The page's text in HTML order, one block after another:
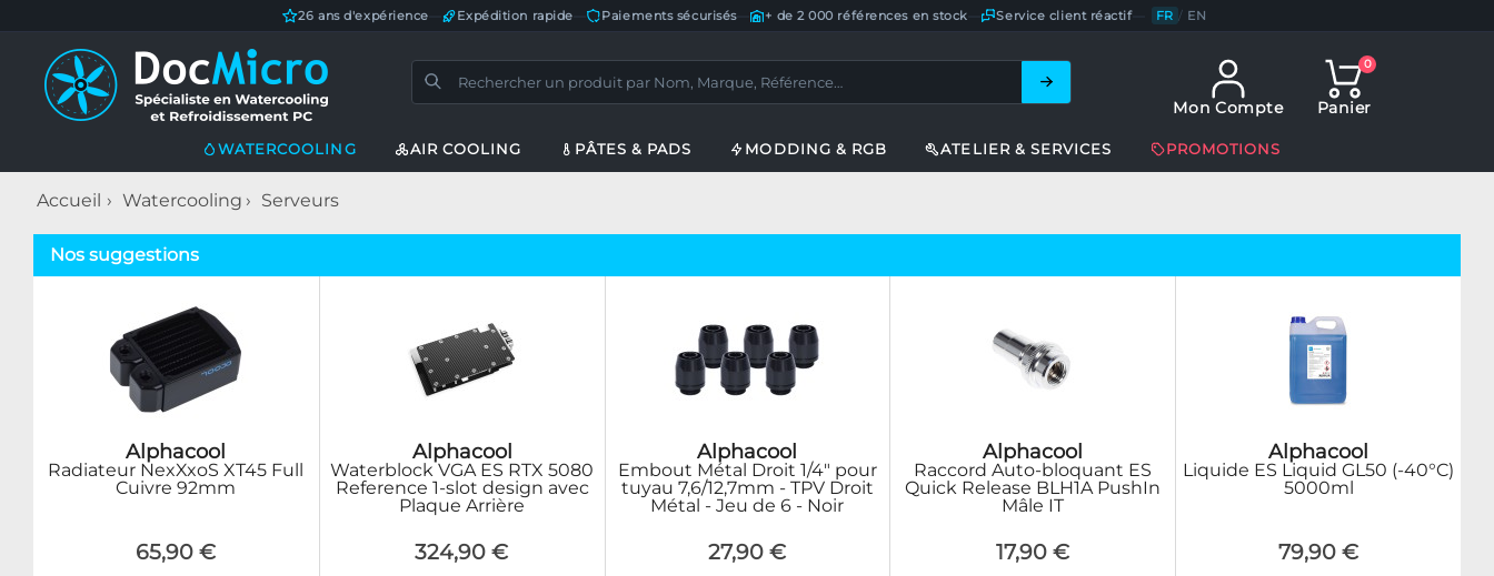
26 ans d'expérience Expédition rapide Paiements sécurisés— + de 2 000 références en stock Service client réactif— FR / EN
Mon Compte
0
Panier
WATERCOOLING AIR COOLING PÂTES & PADS MODDING & RGB ATELIER & SERVICES PROMOTIONS
Accueil Watercooling Serveurs
Nos suggestions
Alphacool
Radiateur NexXxoS XT45 Full
Cuivre 92mm
65,90 €
Alphacool
Waterblock VGA ES RTX 5080
Reference 1-slot design avec
Plaque Arrière
324,90 €
Alphacool
Embout Métal Droit 1/4" pour
tuyau 7,6/12,7mm - TPV Droit
Métal - Jeu de 6 - Noir
27,90 €
Alphacool
Raccord Auto-bloquant ES
Quick Release BLH1A PushIn
Mâle IT
17,90 €
Alphacool
Liquide ES Liquid GL50 (-40°C)
5000ml
79,90 €